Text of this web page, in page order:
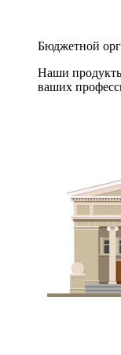
Бюджетной
Наши
ваших